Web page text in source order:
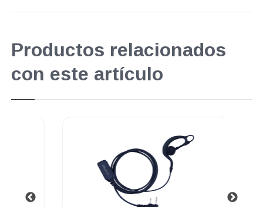
Productos relacionados
con este artículo